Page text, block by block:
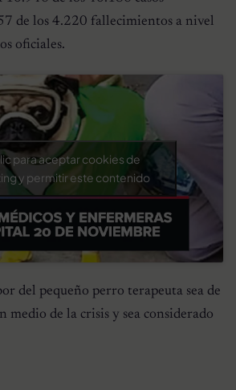
de los 4.220 fallecimientos a nivel
oficiales.
para aceptar cookies de
y permitir este contenido
del pequeño perro terapeuta sea de
de la crisis y sea considerado